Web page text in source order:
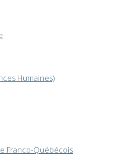
Humaines)
Franco-Québécois